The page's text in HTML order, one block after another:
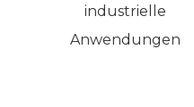
industrielle
Anwendungen